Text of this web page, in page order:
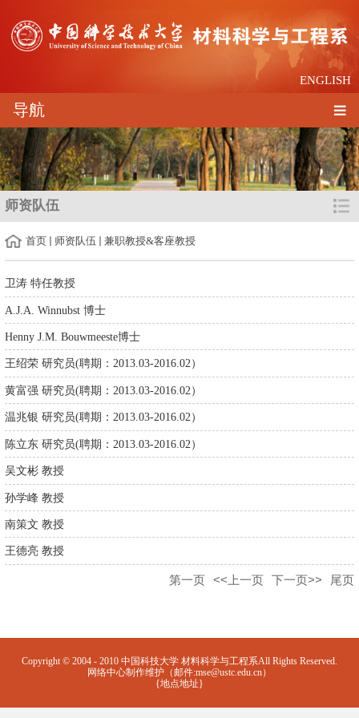
ENGLISH
导航
师资队伍
首页 师资队伍 兼职教授&客座教授
卫涛 特任教授
A.J.A. Winnubst 博士
Henny J.M. Bouwmeeste博士
王绍荣 研究员(聘期：2013.03-2016.02）
黄富强 研究员(聘期：2013.03-2016.02）
温兆银 研究员(聘期：2013.03-2016.02）
陈立东 研究员(聘期：2013.03-2016.02）
吴文彬 教授
孙学峰 教授
南策文 教授
王德亮 教授
第一页 <<上一页 下一页>> 尾页
Copyright © 2004 - 2010 中国科技大学 材料科学与工程系All Rights Reserved.
网络中心制作维护（邮件:mse@ustc.edu.cn）
{地点地址}